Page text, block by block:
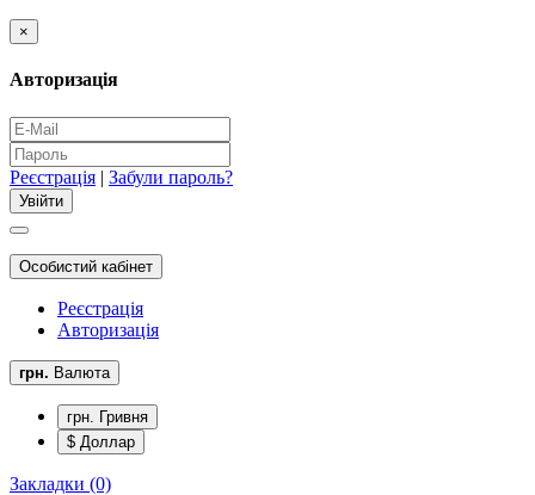
×
Авторизація
Реєстрація | Забули пароль?
Особистий кабінет
Реєстрація
Авторизація
грн. Валюта
грн. Гривня
$ Доллар
Закладки (0)